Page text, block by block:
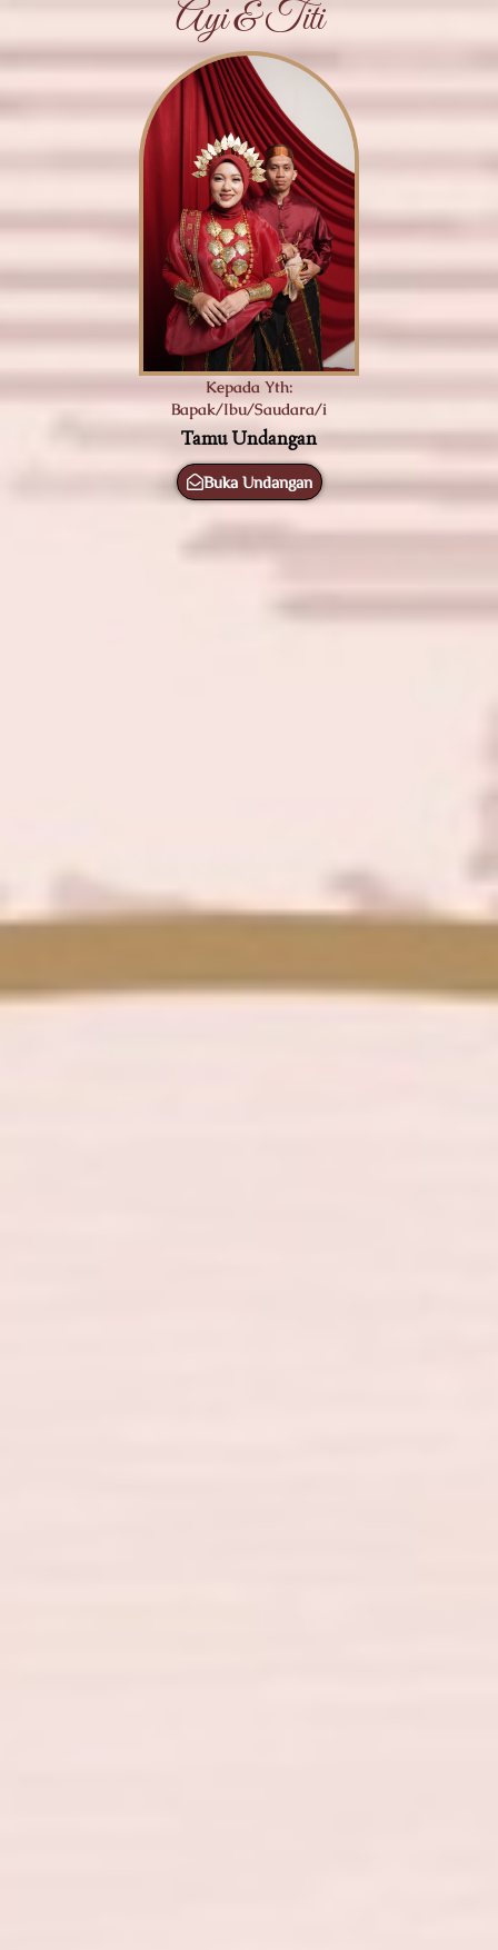
Ayi & Titi
Kepada Yth:
Bapak/Ibu/Saudara/i
Tamu Undangan
Buka Undangan